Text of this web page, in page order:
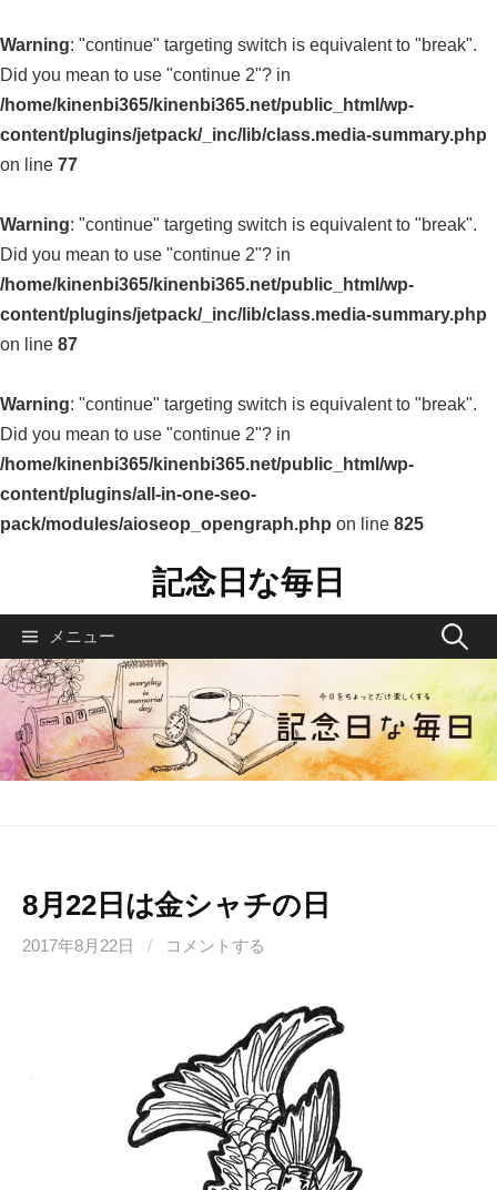
Warning: "continue" targeting switch is equivalent to "break".
Did you mean to use "continue 2"? in
/home/kinenbi365/kinenbi365.net/public_html/wp-
content/plugins/jetpack/_inc/lib/class.media-summary.php
on line 77
Warning: "continue" targeting switch is equivalent to "break".
Did you mean to use "continue 2"? in
/home/kinenbi365/kinenbi365.net/public_html/wp-
content/plugins/jetpack/_inc/lib/class.media-summary.php
on line 87
Warning: "continue" targeting switch is equivalent to "break".
Did you mean to use "continue 2"? in
/home/kinenbi365/kinenbi365.net/public_html/wp-
content/plugins/all-in-one-seo-
pack/modules/aioseop_opengraph.php on line 825
テ
ツ
ス
キ
記念日な毎日
メニュー 検
索
:
8月22日は金シャチの日
2017年8月22日 / コメントする